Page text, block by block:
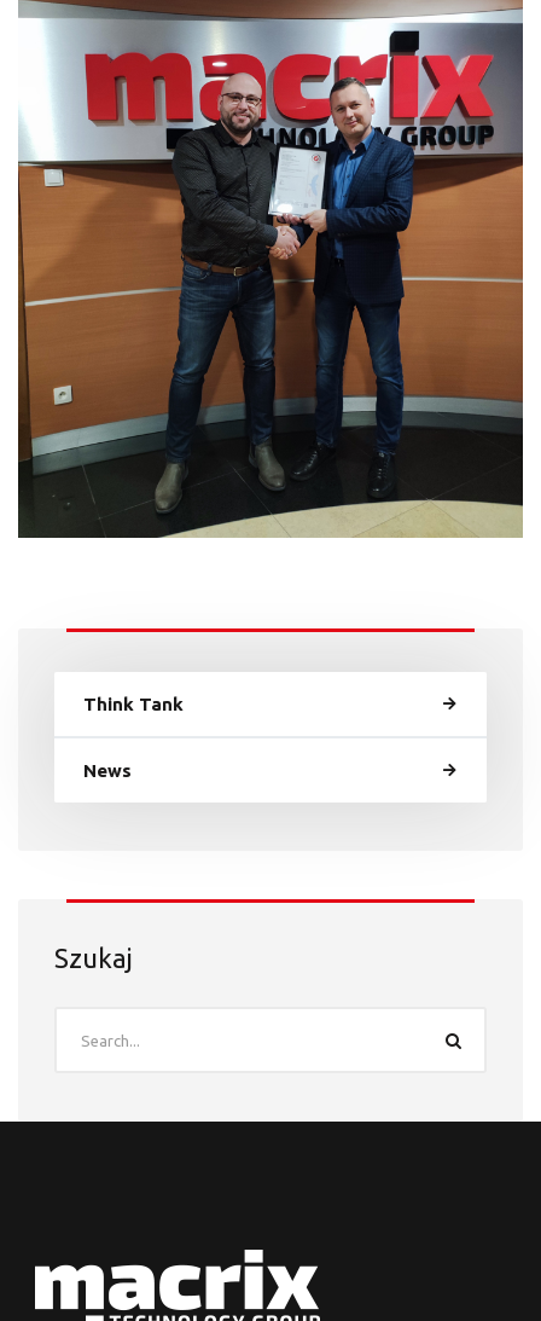
Think Tank
News
Szukaj